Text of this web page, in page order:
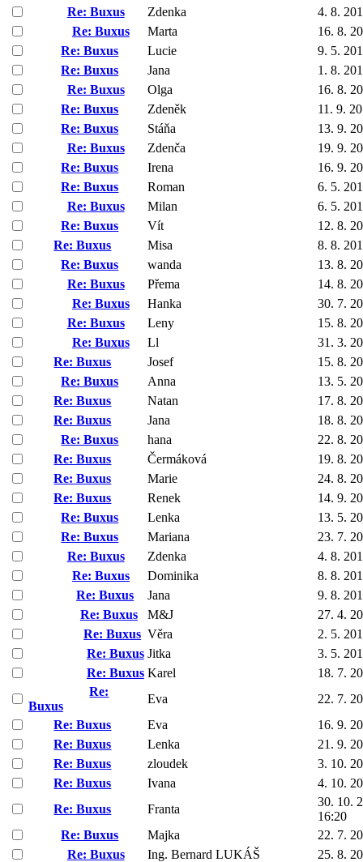
Re: Buxus
Zdenka
4. 8.
Re: Buxus
Marta
16. 8.
Re: Buxus
Lucie
9. 5.
Re: Buxus
Jana
1. 8.
Re: Buxus
Olga
16. 8.
Re: Buxus
Zdeněk
11. 9.
Re: Buxus
Stáňa
13. 9.
Re: Buxus
Zdenča
19. 9.
Re: Buxus
Irena
16. 9.
Re: Buxus
Roman
6. 5.
Re: Buxus
Milan
6. 5.
Re: Buxus
Vít
12. 8.
Re: Buxus
Misa
8. 8.
Re: Buxus
wanda
13. 8.
Re: Buxus
Přema
14. 8.
Re: Buxus
Hanka
30. 7.
Re: Buxus
Leny
15. 8.
Re: Buxus
Ll
31. 3.
Re: Buxus
Josef
15. 8.
Re: Buxus
Anna
13. 5.
Re: Buxus
Natan
17. 8.
Re: Buxus
Jana
18. 8.
Re: Buxus
hana
22. 8.
Re: Buxus
Čermáková
19. 8.
Re: Buxus
Marie
24. 8.
Re: Buxus
Renek
14. 9.
Re: Buxus
Lenka
13. 5.
Re: Buxus
Mariana
23. 7.
Re: Buxus
Zdenka
4. 8.
Re: Buxus
Dominika
8. 8.
Re: Buxus
Jana
9. 8.
Re: Buxus
M&J
27. 4.
Re: Buxus Věra
2. 5.
Re: Buxus Jitka
3. 5.
Re: Buxus Karel
18. 7.
Re:
Buxus
Eva
22. 7.
Re: Buxus
Eva
16. 9.
Re: Buxus
Lenka
21. 9.
Re: Buxus
zloudek
3. 10.
Re: Buxus
Ivana
4. 10.
Re: Buxus
Franta
30. 10.
16:20
Re: Buxus
Majka
22. 7.
Re: Buxus
Ing. Bernard LUKÁŠ
25. 8.